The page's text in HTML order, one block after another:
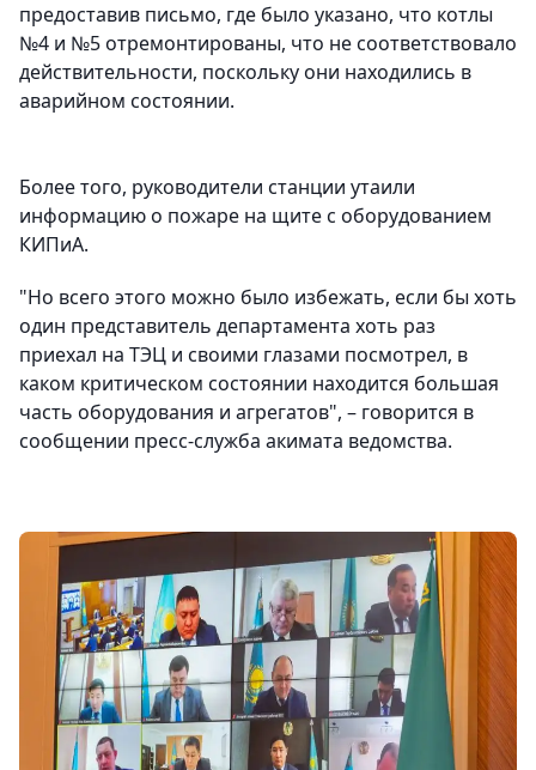
предоставив письмо, где было указано, что котлы
№4 и №5 отремонтированы, что не соответствовало
действительности, поскольку они находились в
аварийном состоянии.
Более того, руководители станции утаили
информацию о пожаре на щите с оборудованием
КИПиА.
"Но всего этого можно было избежать, если бы хоть
один представитель департамента хоть раз
приехал на ТЭЦ и своими глазами посмотрел, в
каком критическом состоянии находится большая
часть оборудования и агрегатов", – говорится в
сообщении пресс-служба акимата ведомства.